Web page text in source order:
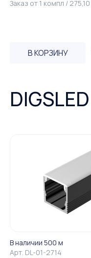
Заказ от 1 компл / 275,10
В КОРЗИНУ
В наличии 500 м
Арт. DL-01-2714